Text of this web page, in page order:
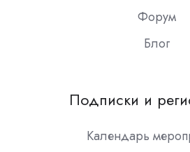
Форум
Блог
Подписки и
Календарь